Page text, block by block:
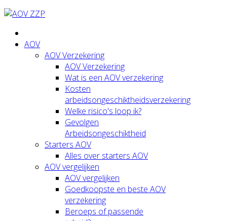
AOV
AOV Verzekering
AOV Verzekering
Wat is een AOV verzekering
Kosten
arbeidsongeschiktheidsverzekering
Welke risico's loop ik?
Gevolgen
Arbeidsongeschiktheid
Starters AOV
Alles over starters AOV
AOV vergelijken
AOV vergelijken
Goedkoopste en beste AOV
verzekering
Beroeps of passende